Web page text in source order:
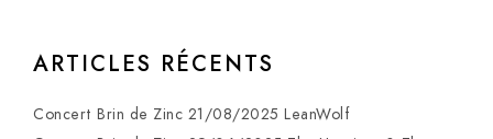
ARTICLES RÉCENTS
Concert Brin de Zinc 21/08/2025 LeanWolf